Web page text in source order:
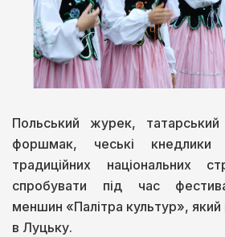
Польський журек,
форшмак, чеські
традиційних національних
спробувати під час
меншин «Палітра культур», який
в Луцьку.